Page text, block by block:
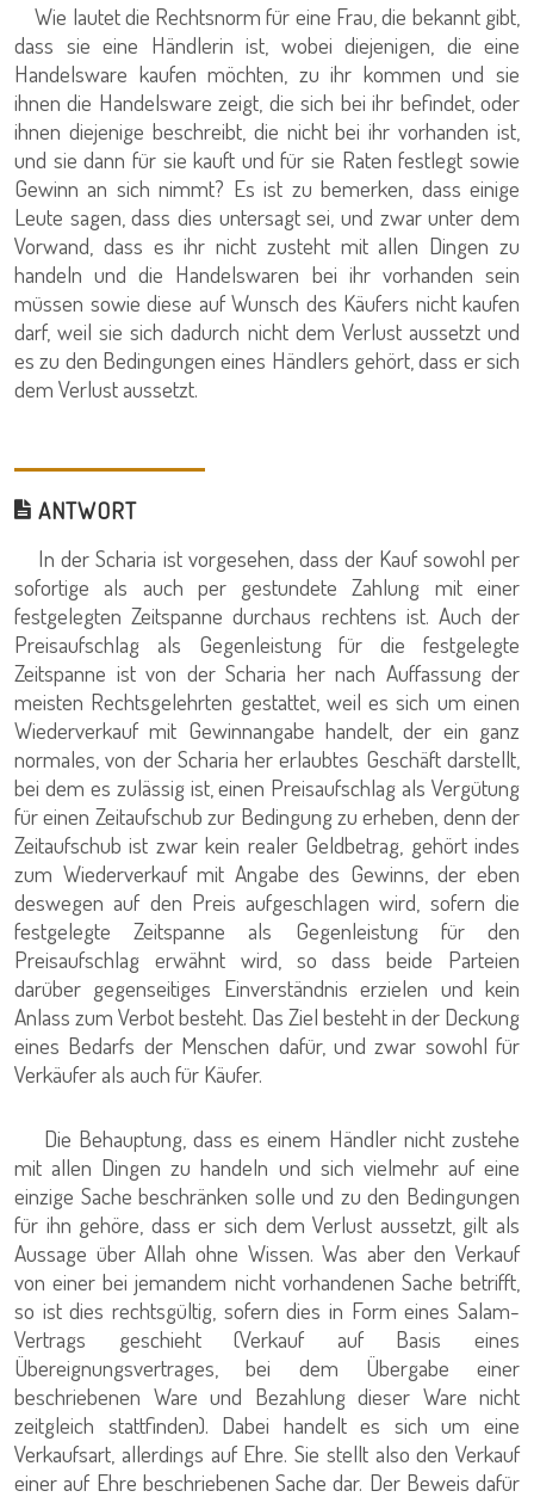
Wie lautet die Rechtsnorm für eine Frau, die bekannt gibt,
dass sie eine Händlerin ist, wobei diejenigen, die eine
Handelsware kaufen möchten, zu ihr kommen und sie
ihnen die Handelsware zeigt, die sich bei ihr befindet, oder
ihnen diejenige beschreibt, die nicht bei ihr vorhanden ist,
und sie dann für sie kauft und für sie Raten festlegt sowie
Gewinn an sich nimmt? Es ist zu bemerken, dass einige
Leute sagen, dass dies untersagt sei, und zwar unter dem
Vorwand, dass es ihr nicht zusteht mit allen Dingen zu
handeln und die Handelswaren bei ihr vorhanden sein
müssen sowie diese auf Wunsch des Käufers nicht kaufen
darf, weil sie sich dadurch nicht dem Verlust aussetzt und
es zu den Bedingungen eines Händlers gehört, dass er sich
dem Verlust aussetzt.
ANTWORT
In der Scharia ist vorgesehen, dass der Kauf sowohl per
sofortige als auch per gestundete Zahlung mit einer
festgelegten Zeitspanne durchaus rechtens ist. Auch der
Preisaufschlag als Gegenleistung für die festgelegte
Zeitspanne ist von der Scharia her nach Auffassung der
meisten Rechtsgelehrten gestattet, weil es sich um einen
Wiederverkauf mit Gewinnangabe handelt, der ein ganz
normales, von der Scharia her erlaubtes Geschäft darstellt,
bei dem es zulässig ist, einen Preisaufschlag als Vergütung
für einen Zeitaufschub zur Bedingung zu erheben, denn der
Zeitaufschub ist zwar kein realer Geldbetrag, gehört indes
zum Wiederverkauf mit Angabe des Gewinns, der eben
deswegen auf den Preis aufgeschlagen wird, sofern die
festgelegte Zeitspanne als Gegenleistung für den
Preisaufschlag erwähnt wird, so dass beide Parteien
darüber gegenseitiges Einverständnis erzielen und kein
Anlass zum Verbot besteht. Das Ziel besteht in der Deckung
eines Bedarfs der Menschen dafür, und zwar sowohl für
Verkäufer als auch für Käufer.
Die Behauptung, dass es einem Händler nicht zustehe
mit allen Dingen zu handeln und sich vielmehr auf eine
einzige Sache beschränken solle und zu den Bedingungen
für ihn gehöre, dass er sich dem Verlust aussetzt, gilt als
Aussage über Allah ohne Wissen. Was aber den Verkauf
von einer bei jemandem nicht vorhandenen Sache betrifft,
so ist dies rechtsgültig, sofern dies in Form eines Salam-
Vertrags geschieht (Verkauf auf Basis eines
Übereignungsvertrages, bei dem Übergabe einer
beschriebenen Ware und Bezahlung dieser Ware nicht
zeitgleich stattfinden). Dabei handelt es sich um eine
Verkaufsart, allerdings auf Ehre. Sie stellt also den Verkauf
einer auf Ehre beschriebenen Sache dar. Der Beweis dafür